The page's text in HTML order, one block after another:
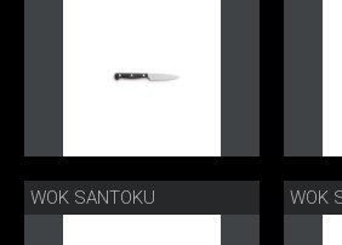
WOK SANTOKU WOK